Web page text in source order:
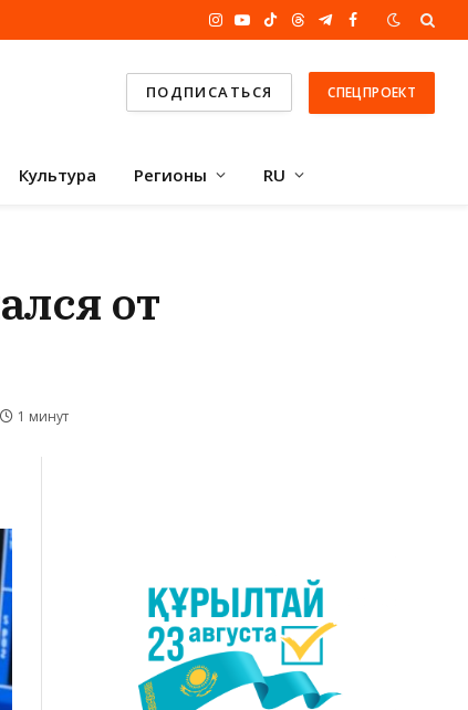
Instagram
YouTube
TikTokThreadsTelegram
Facebook
ПОДПИСАТЬСЯ СПЕЦПРОЕКТ
Культура Регионы RU
от
1 минут